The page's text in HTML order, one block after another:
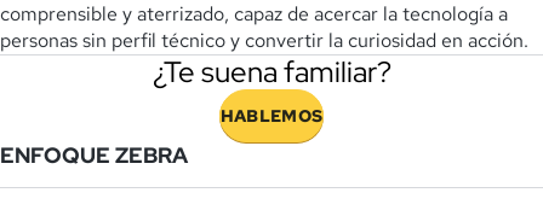
comprensible y aterrizado, capaz de acercar la tecnología a
personas sin perfil técnico y convertir la curiosidad en acción.
¿Te suena familiar?
HABLEMOS
ENFOQUE ZEBRA